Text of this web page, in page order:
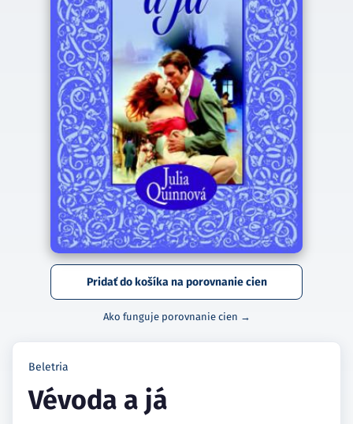
Pridať do košíka na porovnanie cien
Ako funguje porovnanie cien →
Beletria
Vévoda a já